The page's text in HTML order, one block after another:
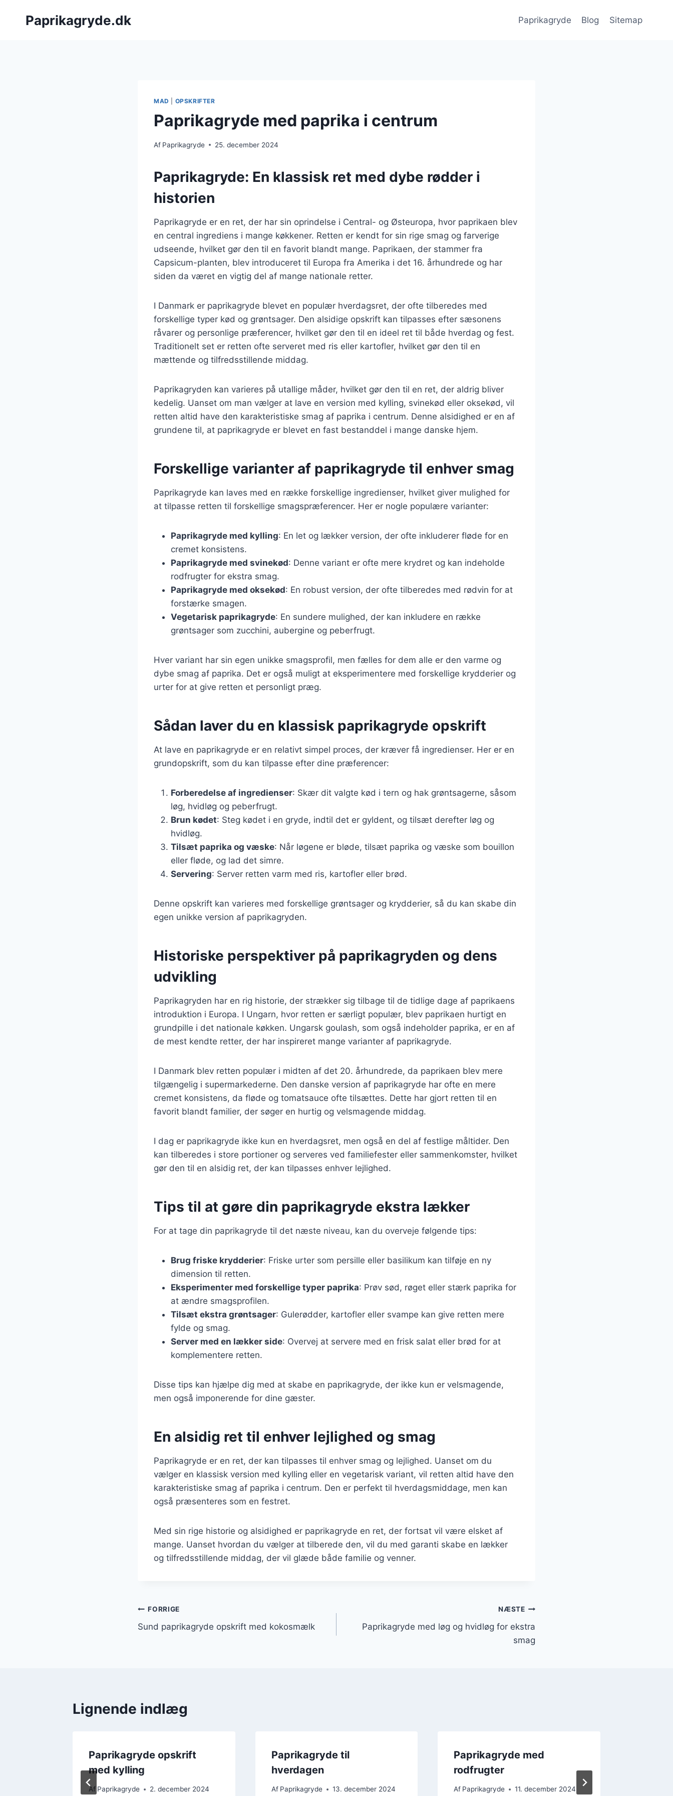
Paprikagryde.dk Paprikagryde Blog Sitemap
MAD OPSKRIFTER
Paprikagryde med paprika i centrum
Af Paprikagryde 25. december 2024
Paprikagryde: En klassisk ret med dybe rødder i
historien
Paprikagryde er en ret, der har sin oprindelse i Central- og Østeuropa, hvor paprikaen blev
en central ingrediens i mange køkkener. Retten er kendt for sin rige smag og farverige
udseende, hvilket gør den til en favorit blandt mange. Paprikaen, der stammer fra
Capsicum-planten, blev introduceret til Europa fra Amerika i det 16. århundrede og har
siden da været en vigtig del af mange nationale retter.
I Danmark er paprikagryde blevet en populær hverdagsret, der ofte tilberedes med
forskellige typer kød og grøntsager. Den alsidige opskrift kan tilpasses efter sæsonens
råvarer og personlige præferencer, hvilket gør den til en ideel ret til både hverdag og fest.
Traditionelt set er retten ofte serveret med ris eller kartofler, hvilket gør den til en
mættende og tilfredsstillende middag.
Paprikagryden kan varieres på utallige måder, hvilket gør den til en ret, der aldrig bliver
kedelig. Uanset om man vælger at lave en version med kylling, svinekød eller oksekød, vil
retten altid have den karakteristiske smag af paprika i centrum. Denne alsidighed er en af
grundene til, at paprikagryde er blevet en fast bestanddel i mange danske hjem.
Forskellige varianter af paprikagryde til enhver smag
Paprikagryde kan laves med en række forskellige ingredienser, hvilket giver mulighed for
at tilpasse retten til forskellige smagspræferencer. Her er nogle populære varianter:
Paprikagryde med kylling: En let og lækker version, der ofte inkluderer fløde for en
cremet konsistens.
Paprikagryde med svinekød: Denne variant er ofte mere krydret og kan indeholde
rodfrugter for ekstra smag.
Paprikagryde med oksekød: En robust version, der ofte tilberedes med rødvin for at
forstærke smagen.
Vegetarisk paprikagryde: En sundere mulighed, der kan inkludere en række
grøntsager som zucchini, aubergine og peberfrugt.
Hver variant har sin egen unikke smagsprofil, men fælles for dem alle er den varme og
dybe smag af paprika. Det er også muligt at eksperimentere med forskellige krydderier og
urter for at give retten et personligt præg.
Sådan laver du en klassisk paprikagryde opskrift
At lave en paprikagryde er en relativt simpel proces, der kræver få ingredienser. Her er en
grundopskrift, som du kan tilpasse efter dine præferencer:
Forberedelse af ingredienser: Skær dit valgte kød i tern og hak grøntsagerne, såsom
løg, hvidløg og peberfrugt.
Brun kødet: Steg kødet i en gryde, indtil det er gyldent, og tilsæt derefter løg og
hvidløg.
Tilsæt paprika og væske: Når løgene er bløde, tilsæt paprika og væske som bouillon
eller fløde, og lad det simre.
Servering: Server retten varm med ris, kartofler eller brød.
Denne opskrift kan varieres med forskellige grøntsager og krydderier, så du kan skabe din
egen unikke version af paprikagryden.
Historiske perspektiver på paprikagryden og dens
udvikling
Paprikagryden har en rig historie, der strækker sig tilbage til de tidlige dage af paprikaens
introduktion i Europa. I Ungarn, hvor retten er særligt populær, blev paprikaen hurtigt en
grundpille i det nationale køkken. Ungarsk goulash, som også indeholder paprika, er en af
de mest kendte retter, der har inspireret mange varianter af paprikagryde.
I Danmark blev retten populær i midten af det 20. århundrede, da paprikaen blev mere
tilgængelig i supermarkederne. Den danske version af paprikagryde har ofte en mere
cremet konsistens, da fløde og tomatsauce ofte tilsættes. Dette har gjort retten til en
favorit blandt familier, der søger en hurtig og velsmagende middag.
I dag er paprikagryde ikke kun en hverdagsret, men også en del af festlige måltider. Den
kan tilberedes i store portioner og serveres ved familiefester eller sammenkomster, hvilket
gør den til en alsidig ret, der kan tilpasses enhver lejlighed.
Tips til at gøre din paprikagryde ekstra lækker
For at tage din paprikagryde til det næste niveau, kan du overveje følgende tips:
Brug friske krydderier: Friske urter som persille eller basilikum kan tilføje en ny
dimension til retten.
Eksperimenter med forskellige typer paprika: Prøv sød, røget eller stærk paprika for
at ændre smagsprofilen.
Tilsæt ekstra grøntsager: Gulerødder, kartofler eller svampe kan give retten mere
fylde og smag.
Server med en lækker side: Overvej at servere med en frisk salat eller brød for at
komplementere retten.
Disse tips kan hjælpe dig med at skabe en paprikagryde, der ikke kun er velsmagende,
men også imponerende for dine gæster.
En alsidig ret til enhver lejlighed og smag
Paprikagryde er en ret, der kan tilpasses til enhver smag og lejlighed. Uanset om du
vælger en klassisk version med kylling eller en vegetarisk variant, vil retten altid have den
karakteristiske smag af paprika i centrum. Den er perfekt til hverdagsmiddage, men kan
også præsenteres som en festret.
Med sin rige historie og alsidighed er paprikagryde en ret, der fortsat vil være elsket af
mange. Uanset hvordan du vælger at tilberede den, vil du med garanti skabe en lækker
og tilfredsstillende middag, der vil glæde både familie og venner.
Indlægsnavigation
FORRIGE
Sund paprikagryde opskrift med kokosmælk
NÆSTE
Paprikagryde med løg og hvidløg for ekstra
smag
Lignende indlæg
Paprikagryde opskrift
med kylling
Af Paprikagryde 2. december 2024
Paprikagryde til
hverdagen
Af Paprikagryde 13. december 2024
Paprikagryde med
rodfrugter
Af Paprikagryde 11. december 2024